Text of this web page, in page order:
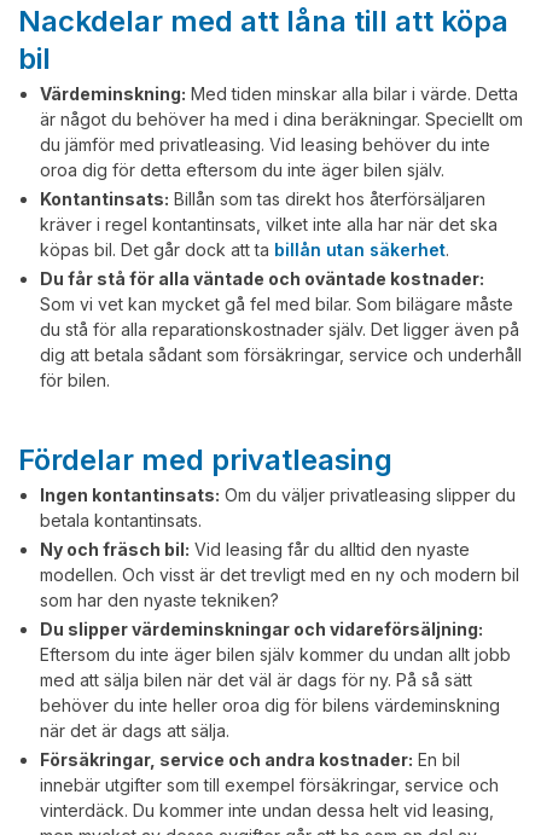
Nackdelar med att låna till att köpa
bil
Värdeminskning: Med tiden minskar alla bilar i värde. Detta
är något du behöver ha med i dina beräkningar. Speciellt om
du jämför med privatleasing. Vid leasing behöver du inte
oroa dig för detta eftersom du inte äger bilen själv.
Kontantinsats: Billån som tas direkt hos återförsäljaren
kräver i regel kontantinsats, vilket inte alla har när det ska
köpas bil. Det går dock att ta billån utan säkerhet.
Du får stå för alla väntade och oväntade kostnader:
Som vi vet kan mycket gå fel med bilar. Som bilägare måste
du stå för alla reparationskostnader själv. Det ligger även på
dig att betala sådant som försäkringar, service och underhåll
för bilen.
Fördelar med privatleasing
Ingen kontantinsats: Om du väljer privatleasing slipper du
betala kontantinsats.
Ny och fräsch bil: Vid leasing får du alltid den nyaste
modellen. Och visst är det trevligt med en ny och modern bil
som har den nyaste tekniken?
Du slipper värdeminskningar och vidareförsäljning:
Eftersom du inte äger bilen själv kommer du undan allt jobb
med att sälja bilen när det väl är dags för ny. På så sätt
behöver du inte heller oroa dig för bilens värdeminskning
när det är dags att sälja.
Försäkringar, service och andra kostnader: En bil
innebär utgifter som till exempel försäkringar, service och
vinterdäck. Du kommer inte undan dessa helt vid leasing,